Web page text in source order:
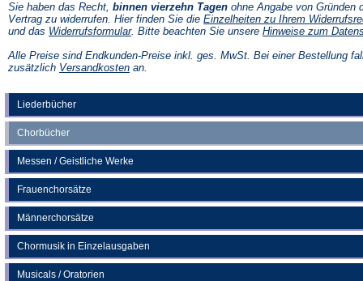
Liederbücher
Chorbücher
Messen / Geistliche Werke
Frauenchorsätze
Männerchorsätze
Chormusik in Einzelausgaben
Musicals / Oratorien
Sie haben das Recht, binnen vierzehn Tagen ohne Angabe von Gründen
Vertrag zu widerrufen. Hier finden Sie die Einzelheiten zu Ihrem
und das Widerrufsformular(Öffnet
einem
neuen
. Bitte beachten Sie unsere Hinweise zum
Alle Preise sind Endkunden-Preise inkl. ges. MwSt. Bei einer Bestellung
zusätzlich Versandkosten(Öffnet
an.